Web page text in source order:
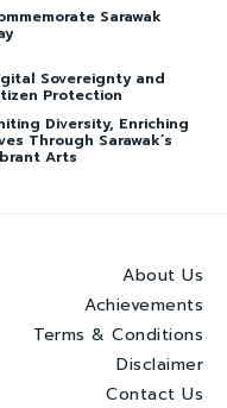
Sarawak
Sovereignty and
Protection
Diversity, Enriching
Through Sarawak’s
Arts
About Us
Achievements
Terms & Conditions
Disclaimer
Contact Us